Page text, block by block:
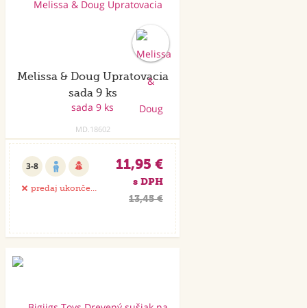
Melissa & Doug Upratovacia
sada 9 ks
MD.18602
3-8
predaj ukončený
11,95 €
s DPH
13,45 €